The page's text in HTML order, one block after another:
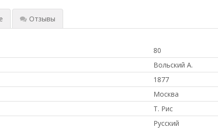
Отзывы
80
Вольский А.
1877
Москва
Т. Рис
Русский